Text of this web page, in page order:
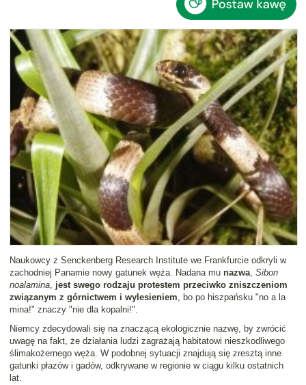
Naukowcy z Senckenberg Research Institute we Frankfurcie odkryli w
zachodniej Panamie nowy gatunek węża. Nadana mu nazwa, Sibon
noalamina, jest swego rodzaju protestem przeciwko zniszczeniom
związanym z górnictwem i wylesieniem, bo po hiszpańsku "no a la
mina!" znaczy "nie dla kopalni!".
Niemcy zdecydowali się na znaczącą ekologicznie nazwę, by zwrócić
uwagę na fakt, że działania ludzi zagrażają habitatowi nieszkodliwego
ślimakożernego węża. W podobnej sytuacji znajdują się zresztą inne
gatunki płazów i gadów, odkrywane w regionie w ciągu kilku ostatnich
lat.